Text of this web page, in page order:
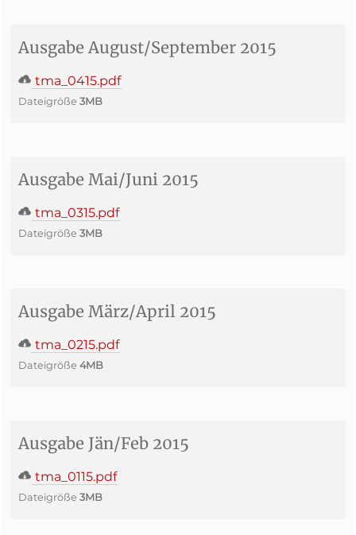
Ausgabe August/September 2015
tma_0415.pdf
Dateigröße 3MB
Ausgabe Mai/Juni 2015
tma_0315.pdf
Dateigröße 3MB
Ausgabe März/April 2015
tma_0215.pdf
Dateigröße 4MB
Ausgabe Jän/Feb 2015
tma_0115.pdf
Dateigröße 3MB